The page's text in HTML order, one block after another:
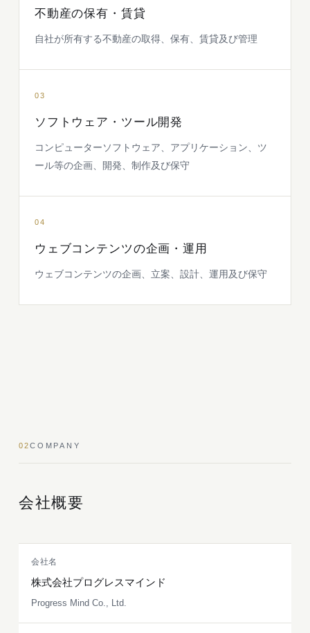
不動産の保有・賃貸
自社が所有する不動産の取得、保有、賃貸及び管理
03
ソフトウェア・ツール開発
コンピューターソフトウェア、アプリケーション、ツ
ール等の企画、開発、制作及び保守
04
ウェブコンテンツの企画・運用
ウェブコンテンツの企画、立案、設計、運用及び保守
02COMPANY
会社概要
会社名
株式会社プログレスマインド
Progress Mind Co., Ltd.